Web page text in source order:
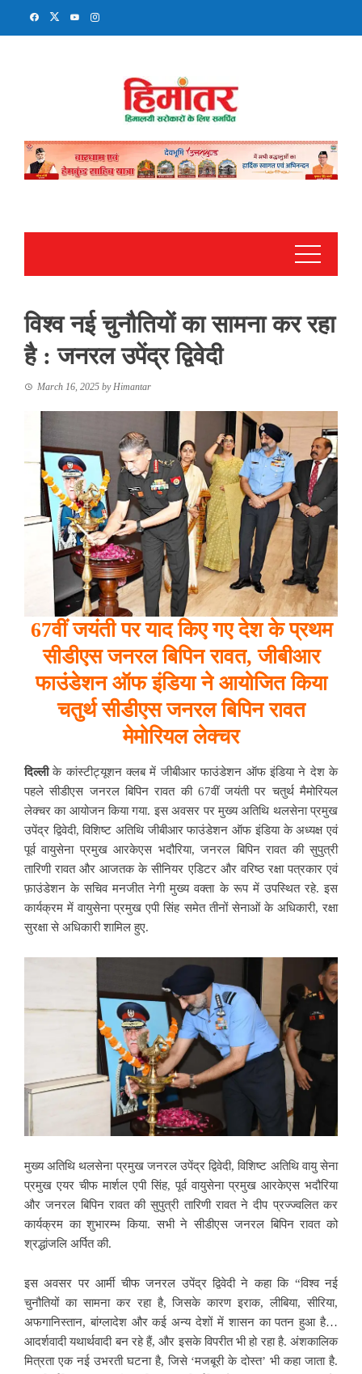
विश्व नई चुनौतियों का सामना कर रहा
है : जनरल उपेंद्र द्विवेदी
March 16, 2025 byHimantar
67वींजयंतीपरयादकिएगएदेशकेप्रथम
सीडीएसजनरलबिपिनरावत, जीबीआर
फाउंडेशनऑफइंडियानेआयोजितकिया
चतुर्थसीडीएसजनरलबिपिनरावत
मेमोरियललेक्चर
दिल्लीके कांस्टीट्यूशन क्लब में जीबीआर फाउंडेशन ऑफ इंडिया ने देश के
पहले सीडीएस जनरल बिपिन रावत की 67वीं जयंती पर चतुर्थ मैमोरियल
लेक्चर का आयोजन किया गया. इस अवसर पर मुख्य अतिथि थलसेना प्रमुख
उपेंद्र द्विवेदी, विशिष्ट अतिथि जीबीआर फाउंडेशन ऑफ इंडिया के अध्यक्ष एवं
पूर्व वायुसेना प्रमुख आरकेएस भदौरिया, जनरल बिपिन रावत की सुपुत्री
तारिणी रावत और आजतक के सीनियर एडिटर और वरिष्ठ रक्षा पत्रकार एवं
फ़ाउंडेशन के सचिव मनजीत नेगी मुख्य वक्ता के रूप में उपस्थित रहे. इस
कार्यक्रम में वायुसेना प्रमुख एपी सिंह समेत तीनों सेनाओं के अधिकारी, रक्षा
सुरक्षा से अधिकारी शामिल हुए.
मुख्य अतिथि थलसेना प्रमुख जनरल उपेंद्र द्विवेदी, विशिष्ट अतिथि वायु सेना
प्रमुख एयर चीफ मार्शल एपी सिंह, पूर्व वायुसेना प्रमुख आरकेएस भदौरिया
और जनरल बिपिन रावत की सुपुत्री तारिणी रावत ने दीप प्रज्ज्वलित कर
कार्यक्रम का शुभारम्भ किया. सभी ने सीडीएस जनरल बिपिन रावत को
श्रद्धांजलि अर्पित की.
इस अवसर पर आर्मी चीफ जनरल उपेंद्र द्विवेदी ने कहा कि “विश्व नई
चुनौतियों का सामना कर रहा है, जिसके कारण इराक, लीबिया, सीरिया,
अफगानिस्तान, बांग्लादेश और कई अन्य देशों में शासन का पतन हुआ है…
आदर्शवादी यथार्थवादी बन रहे हैं, और इसके विपरीत भी हो रहा है. अंशकालिक
मित्रता एक नई उभरती घटना है, जिसे ‘मजबूरी के दोस्त’ भी कहा जाता है.